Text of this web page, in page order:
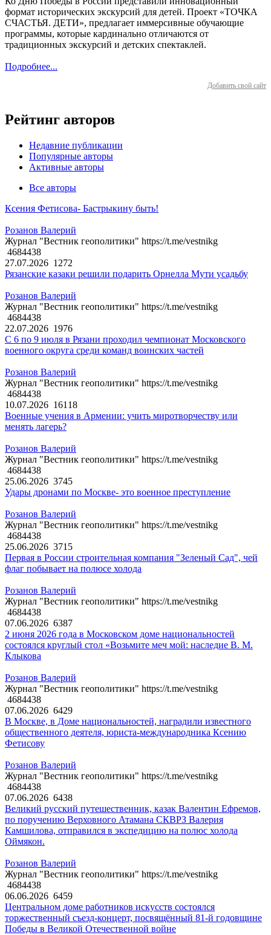
формат исторических экскурсий для детей. Проект «ТОЧКА
СЧАСТЬЯ. ДЕТИ», предлагает иммерсивные обучающие
программы, которые кардинально отличаются от
традиционных экскурсий и детских спектаклей.
Подробнее...
Добавить свой сайт
Рейтинг авторов
Недавние публикации
Популярные авторы
Активные авторы
Все авторы
Ксения Фетисова- Бастрыкину быть!
Розанов Валерий
Журнал "Вестник геополитики" https://t.me/vestnikg
4684438
27.07.2026 1272
Рязанские казаки решили подарить Орнелла Мути усадьбу
Розанов Валерий
Журнал "Вестник геополитики" https://t.me/vestnikg
4684438
22.07.2026 1976
С 6 по 9 июля в Рязани проходил чемпионат Московского
военного округа среди команд воинских частей
Розанов Валерий
Журнал "Вестник геополитики" https://t.me/vestnikg
4684438
10.07.2026 16118
Военные учения в Армении: учить миротворчеству или
менять лагерь?
Розанов Валерий
Журнал "Вестник геополитики" https://t.me/vestnikg
4684438
25.06.2026 3745
Удары дронами по Москве- это военное преступление
Розанов Валерий
Журнал "Вестник геополитики" https://t.me/vestnikg
4684438
25.06.2026 3715
Первая в России строительная компания "Зеленый Сад", чей
флаг побывает на полюсе холода
Розанов Валерий
Журнал "Вестник геополитики" https://t.me/vestnikg
4684438
07.06.2026 6387
2 июня 2026 года в Московском доме национальностей
состоялся круглый стол «Возьмите меч мой: наследие В. М.
Клыкова
Розанов Валерий
Журнал "Вестник геополитики" https://t.me/vestnikg
4684438
07.06.2026 6429
В Москве, в Доме национальностей, наградили известного
общественного деятеля, юриста-международника Ксению
Фетисову
Розанов Валерий
Журнал "Вестник геополитики" https://t.me/vestnikg
4684438
07.06.2026 6438
Великий русский путешественник, казак Валентин Ефремов,
по поручению Верховного Атамана СКВРЗ Валерия
Камшилова, отправился в экспедицию на полюс холода
Оймякон.
Розанов Валерий
Журнал "Вестник геополитики" https://t.me/vestnikg
4684438
06.06.2026 6459
Центральном доме работников искусств состоялся
торжественный съезд-концерт, посвящённый 81-й годовщине
Победы в Великой Отечественной войне